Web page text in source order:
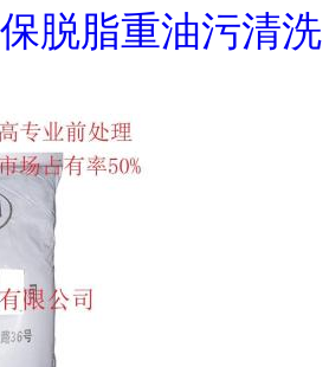
脱脂重油污清洗